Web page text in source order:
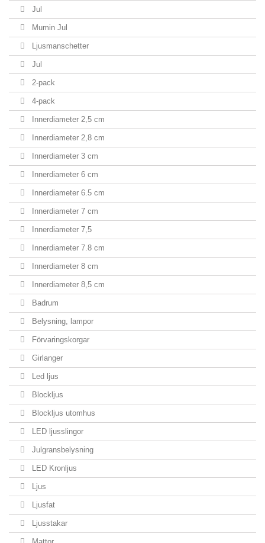
Jul
Mumin Jul
Ljusmanschetter
Jul
2-pack
4-pack
Innerdiameter 2,5 cm
Innerdiameter 2,8 cm
Innerdiameter 3 cm
Innerdiameter 6 cm
Innerdiameter 6.5 cm
Innerdiameter 7 cm
Innerdiameter 7,5
Innerdiameter 7.8 cm
Innerdiameter 8 cm
Innerdiameter 8,5 cm
Badrum
Belysning, lampor
Förvaringskorgar
Girlanger
Led ljus
Blockljus
Blockljus utomhus
LED ljusslingor
Julgransbelysning
LED Kronljus
Ljus
Ljusfat
Ljusstakar